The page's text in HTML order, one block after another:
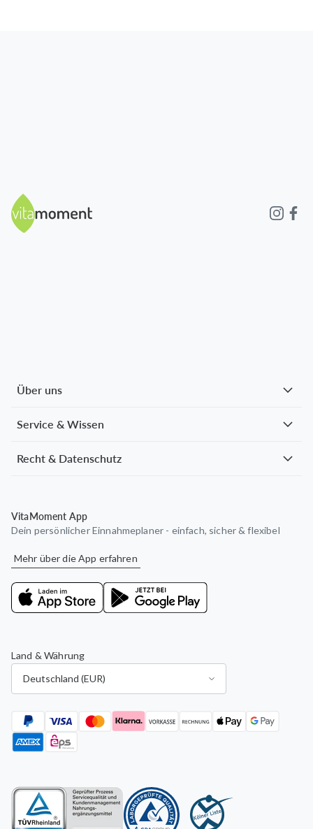
Über uns
Service & Wissen
Recht & Datenschutz
VitaMoment App
Dein persönlicher Einnahmeplaner - einfach, sicher & flexibel
Mehr über die App erfahren
Land & Währung